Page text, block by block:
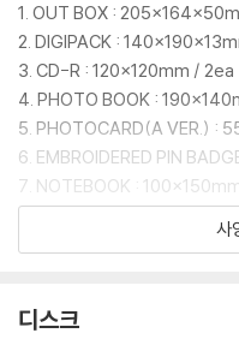
1°C ‘은 물론, 발키리 경찰학교
ng!’의 대표 테마곡 'Ramune
을 남긴 이벤트 스토리 ‘빛으로
eji Party’ 등 다양한 OST가 앨
이번 패키지는 선택 사양에 따
테마로 구성된 굿즈가 함께 제
계없이 공통으로 지급되어 4주
이 될 것이다.
1. OUT BOX :
2. DIGIPACK :
3. CD-R : 120x120mm / 2ea
4. PHOTO BOOK :
5. PHOTOCARD(A VER.) :
6. EMBROIDERED PIN
7. NOTEBOOK :
8. REMOVABLE STICKER
9. CARD STICKER SET :
12. SPECIAL ITEM COUPON
사
디스크